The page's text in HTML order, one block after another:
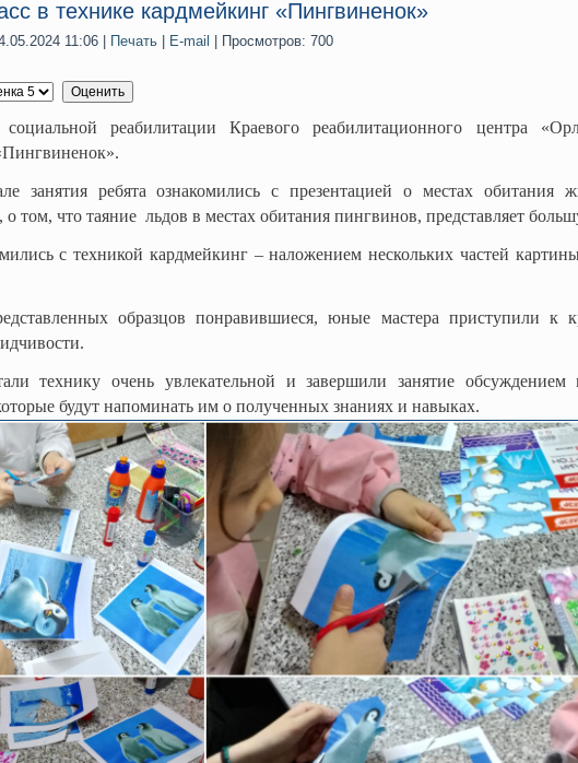
в технике кардмейкинг «Пингвиненок»
11:06 Печать E-mail | Просмотров: 700
реабилитации Краевого реабилитационного центра
занятия ребята ознакомились с презентацией о местах
том, что таяние льдов в местах обитания пингвинов, представляет
с техникой кардмейкинг – наложением нескольких частей
образцов понравившиеся, юные мастера приступили к
технику очень увлекательной и завершили занятие
будут напоминать им о полученных знаниях и навыках.